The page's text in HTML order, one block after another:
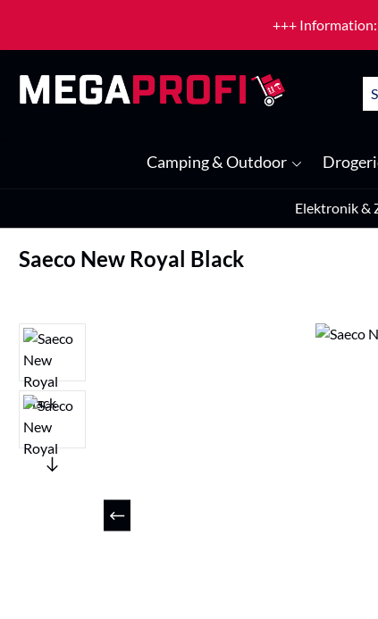
+++ Information:
Camping & Outdoor
Elektronik &
Saeco New Royal Black
Bildergalerie überspringen